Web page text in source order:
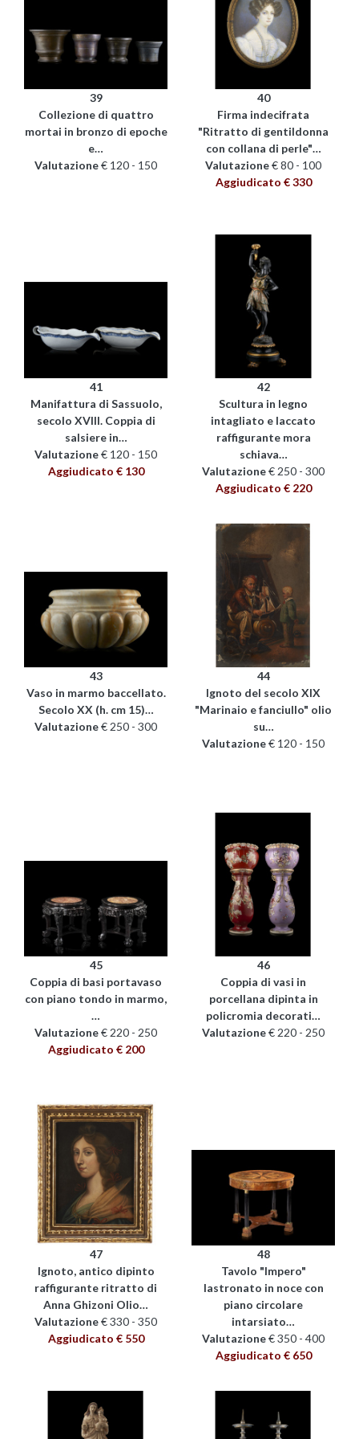
39
Collezione di quattro
mortai in bronzo di epoche
e…
Valutazione€ 120 - 150
40
Firma indecifrata
"Ritratto di gentildonna
con collana di perle"…
Valutazione€ 80 - 100
Aggiudicato € 330
41
Manifattura di Sassuolo,
secolo XVIII. Coppia di
salsiere in…
Valutazione€ 120 - 150
Aggiudicato € 130
42
Scultura in legno
intagliato e laccato
raffigurante mora
schiava…
Valutazione€ 250 - 300
Aggiudicato € 220
43
Vaso in marmo baccellato.
Secolo XX (h. cm 15)…
Valutazione€ 250 - 300
44
Ignoto del secolo XIX
"Marinaio e fanciullo" olio
su…
Valutazione€ 120 - 150
45
Coppia di basi portavaso
con piano tondo in marmo,
…
Valutazione€ 220 - 250
Aggiudicato € 200
46
Coppia di vasi in
porcellana dipinta in
policromia decorati…
Valutazione€ 220 - 250
47
Ignoto, antico dipinto
raffigurante ritratto di
Anna Ghizoni Olio…
Valutazione€ 330 - 350
Aggiudicato € 550
48
Tavolo "Impero"
lastronato in noce con
piano circolare
intarsiato…
Valutazione€ 350 - 400
Aggiudicato € 650